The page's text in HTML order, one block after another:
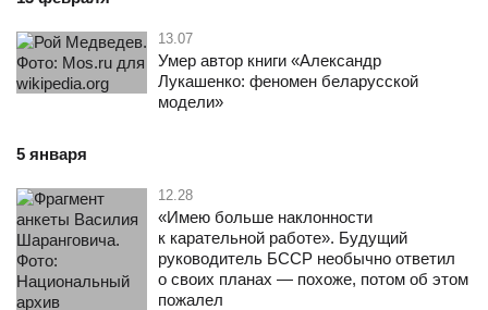
Умер автор книги «Александр
Лукашенко: феномен беларусской
модели»
13.07
5 января
«Имею больше наклонности
к карательной работе». Будущий
руководитель БССР необычно ответил
о своих планах — похоже, потом об этом
пожалел
12.28